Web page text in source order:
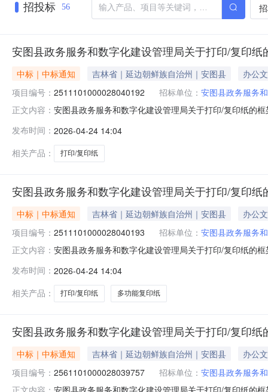
招投标 56
安图县政务服务和数字化建设管理局关于打印/复印
中标｜中标通知 吉林省｜延边朝鲜族自治州｜安图县
办公
项目编号： 2511101000028040192 招标单位： 安图县政务服务
正文内容： 安图县政务服务和数字化建设管理局关于打印/复印纸的
（元）:预算总额（元）:项目所在行政区划编码:222426
发布时间： 2026-04-24 14:04
相关产品：
打印/复印纸
安图县政务服务和数字化建设管理局关于打印/复印
中标｜中标通知 吉林省｜延边朝鲜族自治州｜安图县
办公
项目编号： 2511101000028040193 招标单位： 安图县政务服务
正文内容： 安图县政务服务和数字化建设管理局关于打印/复印纸的
（元）:预算总额（元）:项目所在行政区划编码:222426
发布时间： 2026-04-24 14:04
相关产品：
打印/复印纸 多功能复印纸
安图县政务服务和数字化建设管理局关于打印/复印
中标｜中标通知 吉林省｜延边朝鲜族自治州｜安图县
办公
项目编号： 2561101000028039757 招标单位： 安图县政务服务
安图县政务服务和数字化建设管理局关于打印/复印纸的